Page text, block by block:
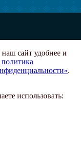
сайт удобнее и
политика
.
использовать: